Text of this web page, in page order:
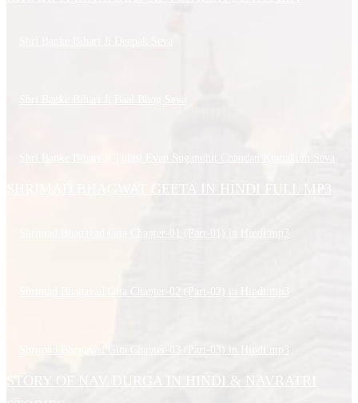
SHRIMAD BHAGWAT GEETA IN HINDI FULL MP3
Shrimad Bhagavad Gita Chapter-03 (Part-03) in Hindi.mp3
STORY OF NAV DURGA IN HINDI & NAVRATRI